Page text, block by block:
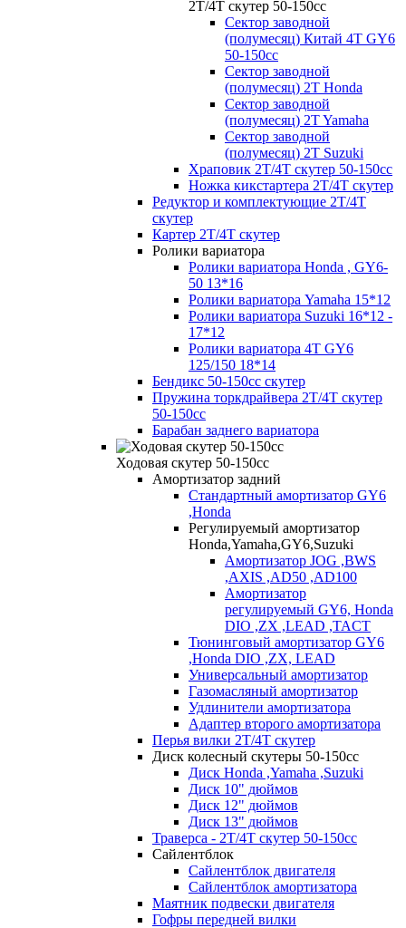
2Т/4Т скутер 50-150cc
Сектор заводной
(полумесяц) Китай 4Т GY6
50-150cc
Сектор заводной
(полумесяц) 2T Honda
Сектор заводной
(полумесяц) 2T Yamaha
Сектор заводной
(полумесяц) 2T Suzuki
Храповик 2Т/4Т скутер 50-150сс
Ножка кикстартера 2Т/4Т скутер
Редуктор и комплектующие 2Т/4Т
скутер
Картер 2Т/4Т скутер
Ролики вариатора
Ролики вариатора Honda , GY6-
50 13*16
Ролики вариатора Yamaha 15*12
Ролики вариатора Suzuki 16*12 -
17*12
Ролики вариатора 4T GY6
125/150 18*14
Бендикс 50-150сс скутер
Пружина торкдрайвера 2Т/4Т скутер
50-150сс
Барабан заднего вариатора
Ходовая скутер 50-150cc
Амортизатор задний
Стандартный амортизатор GY6
,Honda
Регулируемый амортизатор
Honda,Yamaha,GY6,Suzuki
Амортизатор JOG ,BWS
,AXIS ,AD50 ,AD100
Амортизатор
регулируемый GY6, Honda
DIO ,ZX ,LEAD ,TACT
Тюнинговый амортизатор GY6
,Honda DIO ,ZX, LEAD
Универсальный амортизатор
Газомасляный амортизатор
Удлинители амортизатора
Адаптер второго амортизатора
Перья вилки 2T/4T скутер
Диск колесный скутеры 50-150cc
Диск Honda ,Yamaha ,Suzuki
Диск 10" дюймов
Диск 12" дюймов
Диск 13" дюймов
Траверса - 2Т/4Т скутер 50-150cc
Сайлентблок
Сайлентблок двигателя
Сайлентблок амортизатора
Маятник подвески двигателя
Гофры передней вилки